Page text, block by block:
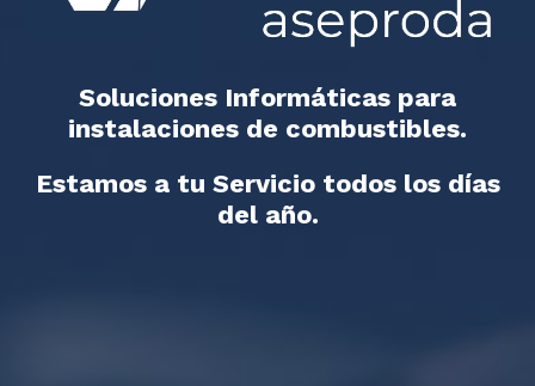
Soluciones Informáticas para
instalaciones de combustibles.
Estamos a tu Servicio todos los días
del año.